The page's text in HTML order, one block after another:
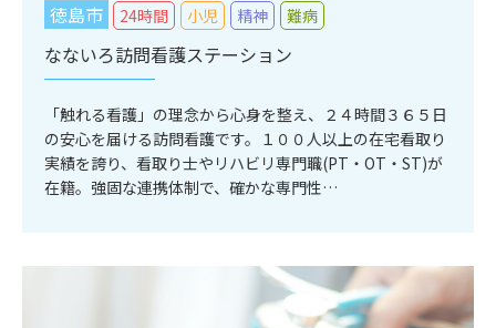
徳島市 24時間 小児 精神 難病
なないろ訪問看護ステーション
「触れる看護」の理念から心身を整え、２４時間３６５日
の安心を届ける訪問看護です。１００人以上の在宅看取り
実績を誇り、看取り士やリハビリ専門職(PT・OT・ST)が
在籍。強固な連携体制で、確かな専門性…